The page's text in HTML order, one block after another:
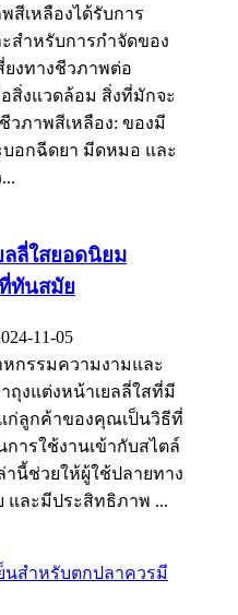
สีเหลืองได้รับการ
สำหรับการกำจัดของ
ยงทางชีวภาพต่อ
สิ่งแวดล้อม สิ่งที่มักจะ
วภาพสีเหลือง: ของมี
บอกฉีดยา มีดหมอ และ
ลลี่ใสยอดนิยม
ทันสมัย
11-05
กรรมความงามและ
ถุงแต่งหน้าเยลลี่ใสที่มี
ก่ลูกค้าของคุณเป็นวิธีที่
การใช้งานเข้ากับสไตล์
านี้ช่วยให้ผู้ใช้ปลายทาง
และมีประสิทธิภาพ ...